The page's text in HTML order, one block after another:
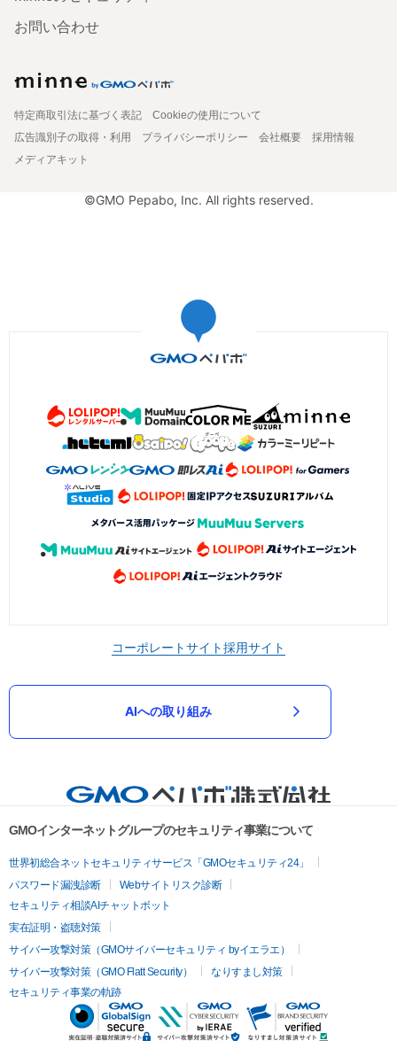
お問い合わせ
特定商取引法に基づく表記
Cookieの使用について
広告識別子の取得・利用
プライバシーポリシー 会社概要
採用情報
メディアキット
©GMO Pepabo, Inc. All rights reserved.
コーポレートサイト採用サイト
AIへの取り組み
GMOインターネットグループのセキュリティ事業について
世界初総合ネットセキュリティサービス「GMOセキュリティ24」
パスワード漏洩診断
Webサイトリスク診断
セキュリティ相談AIチャットボット
実在証明・盗聴対策
サイバー攻撃対策（GMOサイバーセキュリティ byイエラエ）
サイバー攻撃対策（GMO Flatt Security）
なりすまし対策
セキュリティ事業の軌跡